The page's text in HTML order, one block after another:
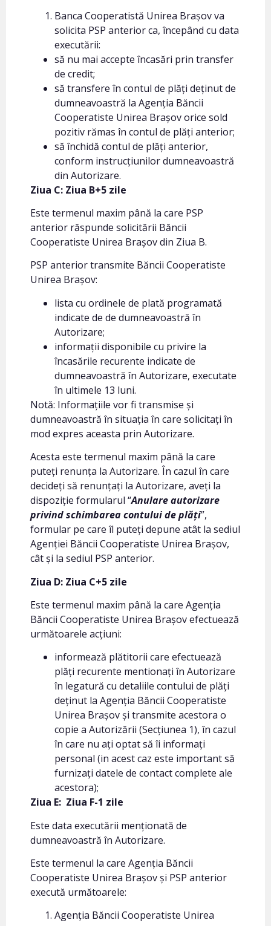
Banca Cooperatistă Unirea Brașov va
solicita PSP anterior ca, începând cu data
executării:
să nu mai accepte încasări prin transfer
de credit;
să transfere în contul de plăți deținut de
dumneavoastră la Agenția Băncii
Cooperatiste Unirea Brașov orice sold
pozitiv rămas în contul de plăți anterior;
să închidă contul de plăți anterior,
conform instrucțiunilor dumneavoastră
din Autorizare.
Ziua C: Ziua B+5 zile
Este termenul maxim până la care PSP
anterior răspunde solicitării Băncii
Cooperatiste Unirea Brașov din Ziua B.
PSP anterior transmite Băncii Cooperatiste
Unirea Brașov:
lista cu ordinele de plată programată
indicate de de dumneavoastră în
Autorizare;
informații disponibile cu privire la
încasările recurente indicate de
dumneavoastră în Autorizare, executate
în ultimele 13 luni.
Notă: Informațiile vor fi transmise și
dumneavoastră în situația în care solicitați în
mod expres aceasta prin Autorizare.
Acesta este termenul maxim până la care
puteți renunța la Autorizare. În cazul în care
decideți să renunțați la Autorizare, aveți la
dispoziție formularul “Anulare autorizare
privind schimbarea contului de plăți”,
formular pe care îl puteți depune atât la sediul
Agenției Băncii Cooperatiste Unirea Brașov,
cât și la sediul PSP anterior.
Ziua D: Ziua C+5 zile
Este termenul maxim până la care Agenția
Băncii Cooperatiste Unirea Brașov efectuează
următoarele acțiuni:
informează plătitorii care efectuează
plăți recurente mentionați în Autorizare
în legatură cu detaliile contului de plăți
deținut la Agenția Băncii Cooperatiste
Unirea Brașov și transmite acestora o
copie a Autorizării (Secțiunea 1), în cazul
în care nu ați optat să îi informați
personal (in acest caz este important să
furnizați datele de contact complete ale
acestora);
Ziua E: Ziua F-1 zile
Este data executării menționată de
dumneavoastră în Autorizare.
Este termenul la care Agenția Băncii
Cooperatiste Unirea Brașov și PSP anterior
execută următoarele:
Agenția Băncii Cooperatiste Unirea